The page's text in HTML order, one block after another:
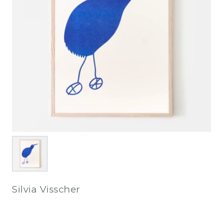
Silvia Visscher